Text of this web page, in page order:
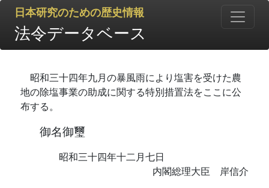
日本研究のための歴史情報
法令データベース
昭和三十四年九月の暴風雨により塩害を受けた農
地の除塩事業の助成に関する特別措置法をここに公
布する。
御名御璽
昭和三十四年十二月七日
内閣総理大臣 岸信介